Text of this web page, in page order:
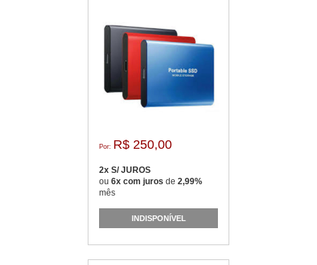
Por: R$ 250,00
2x S/ JUROS
ou 6x com juros de 2,99%
mês
INDISPONÍVEL